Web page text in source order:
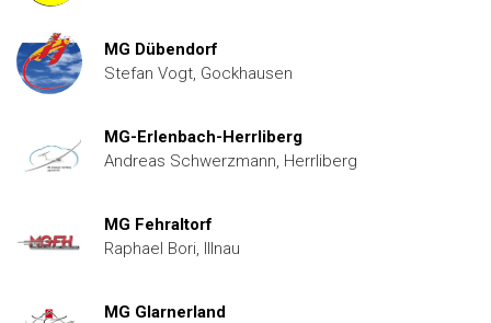
MG Dübendorf
Stefan Vogt, Gockhausen
MG-Erlenbach-Herrliberg
Andreas Schwerzmann, Herrliberg
MG Fehraltorf
Raphael Bori, Illnau
MG Glarnerland